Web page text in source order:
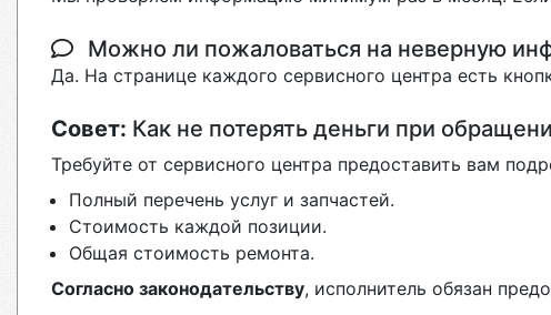
Можно ли пожаловаться на неверную
Да. На странице каждого сервисного центра есть
Совет: Как не потерять деньги при
Требуйте от сервисного центра предоставить вам
Полный перечень услуг и запчастей.
Стоимость каждой позиции.
Общая стоимость ремонта.
Согласно законодательству, исполнитель обязан